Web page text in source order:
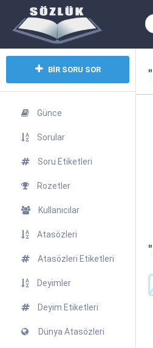
BİR SORU SOR
Günce
Sorular
Soru Etiketleri
Rozetler
Kullanıcılar
Atasözleri
Atasözleri Etiketleri
Deyimler
Deyim Etiketleri
Dünya Atasözleri
"
"